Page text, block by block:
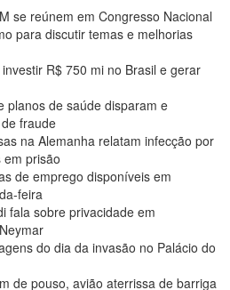
se reúnem em Congresso Nacional
para discutir temas e melhorias
R$ 750 mi no Brasil e gerar
planos de saúde disparam e
fraude
na Alemanha relatam infecção por
em prisão
de emprego disponíveis em
feira
fala sobre privacidade em
do dia da invasão no Palácio do
de pouso, avião aterrissa de barriga